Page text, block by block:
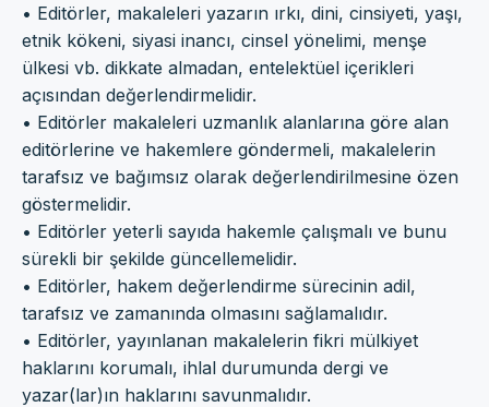
• Editörler, makaleleri yazarın ırkı, dini, cinsiyeti, yaşı,
etnik kökeni, siyasi inancı, cinsel yönelimi, menşe
ülkesi vb. dikkate almadan, entelektüel içerikleri
açısından değerlendirmelidir.
• Editörler makaleleri uzmanlık alanlarına göre alan
editörlerine ve hakemlere göndermeli, makalelerin
tarafsız ve bağımsız olarak değerlendirilmesine özen
göstermelidir.
• Editörler yeterli sayıda hakemle çalışmalı ve bunu
sürekli bir şekilde güncellemelidir.
• Editörler, hakem değerlendirme sürecinin adil,
tarafsız ve zamanında olmasını sağlamalıdır.
• Editörler, yayınlanan makalelerin fikri mülkiyet
haklarını korumalı, ihlal durumunda dergi ve
yazar(lar)ın haklarını savunmalıdır.